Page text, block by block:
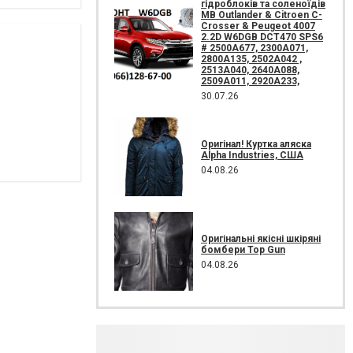
гідроблоків та соленоїдів
MB Outlander & Citroen C-
Crosser & Peugeot 4007
2.2D W6DGB DCT470 SPS6
# 2500A677, 2300A071,
2800A135, 2502A042 ,
2513A040, 2640A088,
2509A011, 2920A233,
30.07.26
Оригінал! Куртка аляска
Alpha Industries, США
04.08.26
Оригінальні якісні шкіряні
бомбери Top Gun
04.08.26